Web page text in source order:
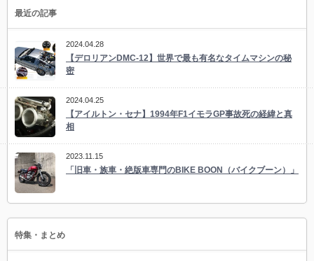
最近の記事
2024.04.28
【デロリアンDMC-12】世界で最も有名なタイムマシンの秘
密
2024.04.25
【アイルトン・セナ】1994年F1イモラGP事故死の経緯と真
相
2023.11.15
「旧車・族車・絶版車専門のBIKE BOON（バイクブーン）」
特集・まとめ